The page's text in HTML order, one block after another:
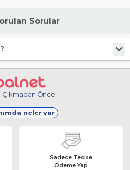
Sorular
Çıkmadan Önce
neler var
Sadece Tesise
Ödeme Yap